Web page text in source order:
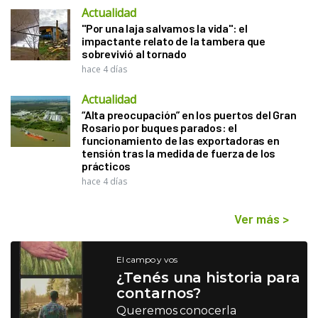
Actualidad
"Por una laja salvamos la vida": el
impactante relato de la tambera que
sobrevivió al tornado
hace 4 días
Actualidad
“Alta preocupación” en los puertos del Gran
Rosario por buques parados: el
funcionamiento de las exportadoras en
tensión tras la medida de fuerza de los
prácticos
hace 4 días
Ver más >
El campo y vos
¿Tenés una historia para
contarnos?
Queremos conocerla